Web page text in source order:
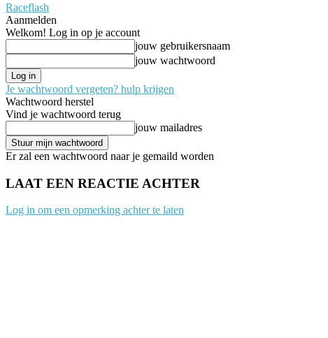
Raceflash
Aanmelden
Welkom! Log in op je account
jouw gebruikersnaam
jouw wachtwoord
Je wachtwoord vergeten? hulp krijgen
Wachtwoord herstel
Vind je wachtwoord terug
jouw mailadres
Er zal een wachtwoord naar je gemaild worden
LAAT EEN REACTIE ACHTER
Log in om een opmerking achter te laten